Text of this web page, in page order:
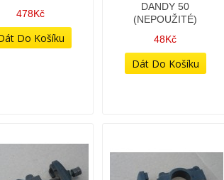
478Kč
DANDY 50
(NEPOUŽITÉ)
48Kč